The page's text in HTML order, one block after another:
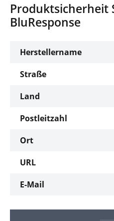
Produktsicherheit
BluResponse
Herstellername
Straße
Land
Postleitzahl
Ort
URL
E-Mail